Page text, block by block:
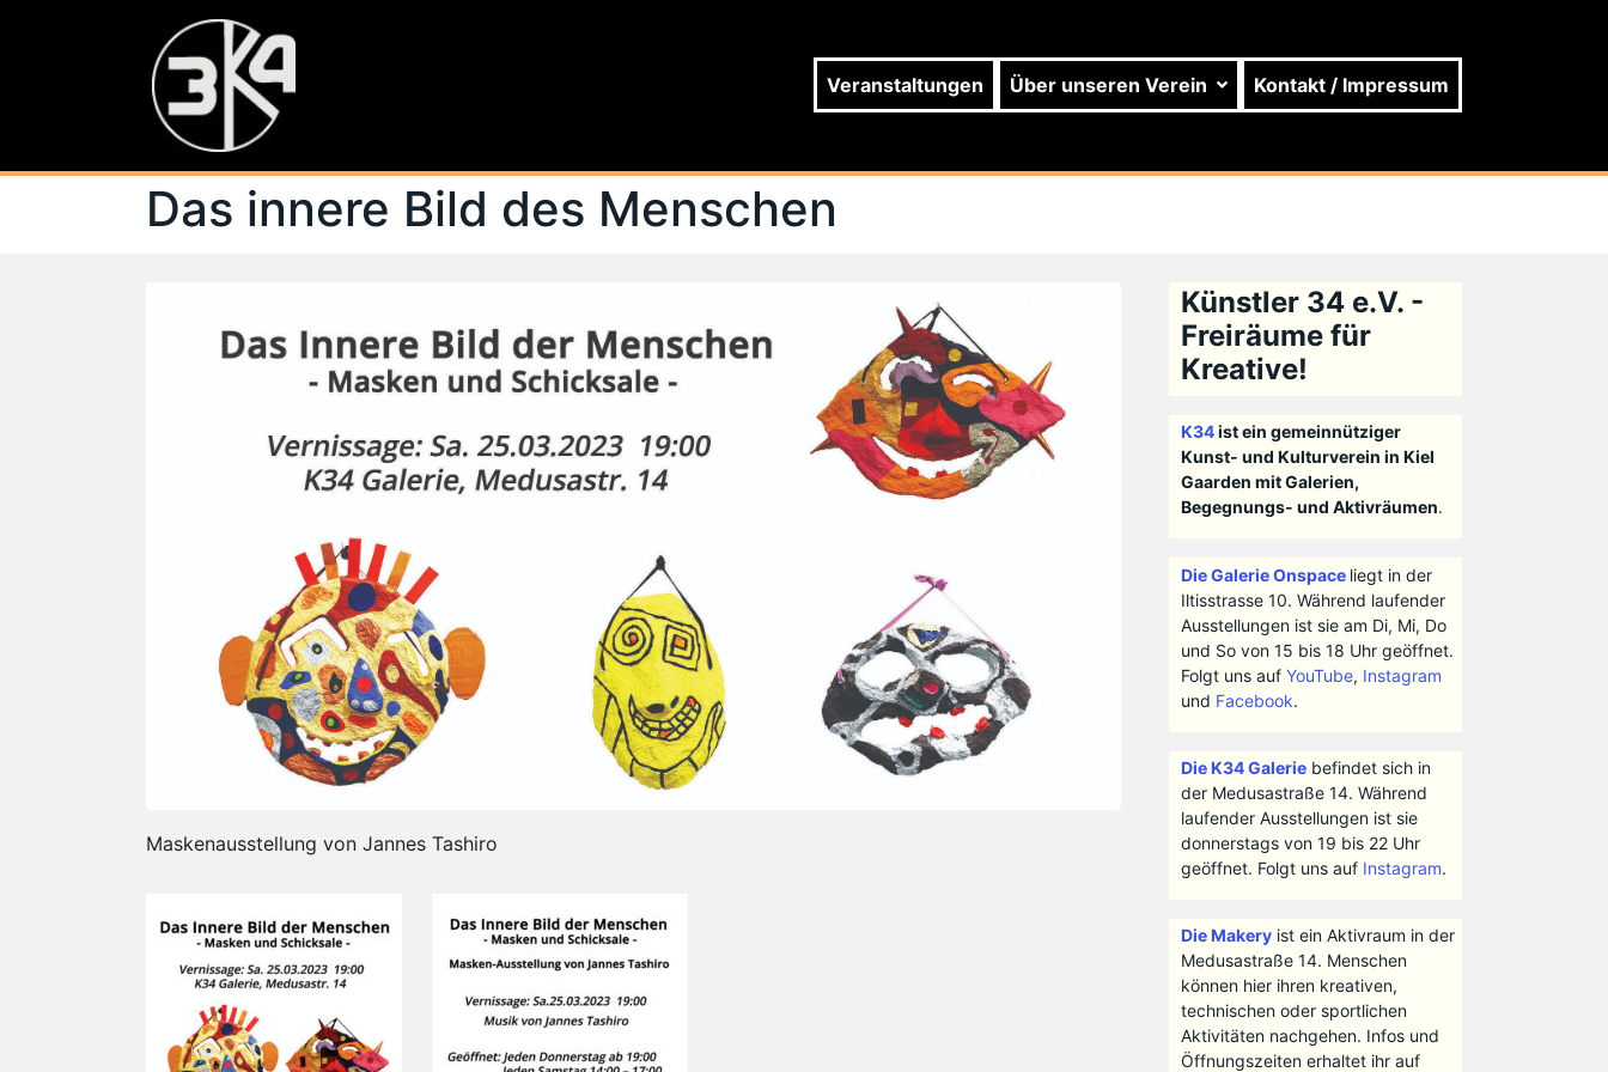
Veranstaltungen Über unseren Verein Kontakt / Impressum
Das innere Bild des Menschen
Maskenausstellung von Jannes Tashiro
Künstler 34 e.V. -
Freiräume für
Kreative!
K34ist ein gemeinnütziger
Kunst- und Kulturverein in Kiel
Gaarden mit Galerien,
Begegnungs- und Aktivräumen.
Die Galerie Onspace liegt in der
Iltisstrasse 10. Während laufender
Ausstellungen ist sie am Di, Mi, Do
und So von 15 bis 18 Uhr geöffnet.
Folgt uns auf YouTube, Instagram
und Facebook.
Die K34 Galeriebefindet sich in
der Medusastraße 14. Während
laufender Ausstellungen ist sie
donnerstags von 19 bis 22 Uhr
geöffnet. Folgt uns auf Instagram.
Die Makeryist ein Aktivraum in der
Medusastraße 14. Menschen
können hier ihren kreativen,
technischen oder sportlichen
Aktivitäten nachgehen. Infos und
Öffnungszeiten erhaltet ihr auf